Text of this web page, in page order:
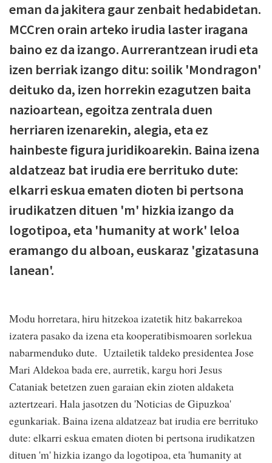
eman da jakitera gaur zenbait hedabidetan.
MCCren orain arteko irudia laster iragana
baino ez da izango. Aurrerantzean irudi eta
izen berriak izango ditu: soilik 'Mondragon'
deituko da, izen horrekin ezagutzen baita
nazioartean, egoitza zentrala duen
herriaren izenarekin, alegia, eta ez
hainbeste figura juridikoarekin. Baina izena
aldatzeaz bat irudia ere berrituko dute:
elkarri eskua ematen dioten bi pertsona
irudikatzen dituen 'm' hizkia izango da
logotipoa, eta 'humanity at work' leloa
eramango du alboan, euskaraz 'gizatasuna
lanean'.
Modu horretara, hiru hitzekoa izatetik hitz bakarrekoa
izatera pasako da izena eta kooperatibismoaren sorlekua
nabarmenduko dute. Uztailetik taldeko presidentea Jose
Mari Aldekoa bada ere, aurretik, kargu hori Jesus
Cataniak betetzen zuen garaian ekin zioten aldaketa
aztertzeari. Hala jasotzen du 'Noticias de Gipuzkoa'
egunkariak. Baina izena aldatzeaz bat irudia ere berrituko
dute: elkarri eskua ematen dioten bi pertsona irudikatzen
dituen 'm' hizkia izango da logotipoa, eta 'humanity at